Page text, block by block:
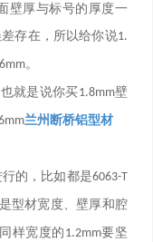
壁厚与标号的厚度一
存在，所以给你说1.
。
就是说你买1.8mm壁
兰州断桥铝型材
的，比如都是6063-T
型材宽度、壁厚和腔
样宽度的 1.2mm要坚